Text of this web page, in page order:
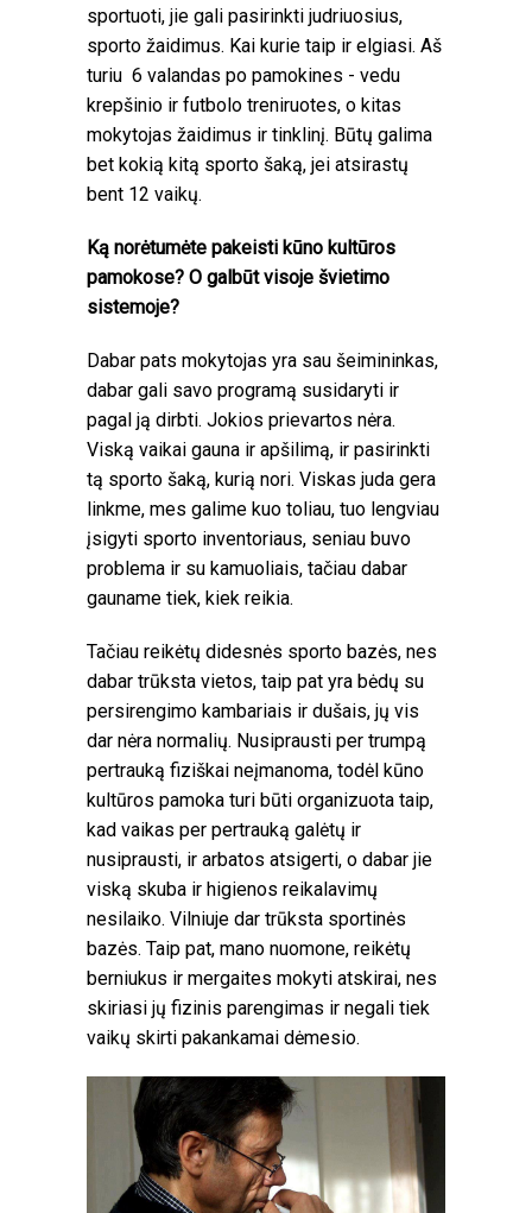
sportuoti, jie gali pasirinkti judriuosius,
sporto žaidimus. Kai kurie taip ir elgiasi. Aš
turiu 6 valandas po pamokines - vedu
krepšinio ir futbolo treniruotes, o kitas
mokytojas žaidimus ir tinklinį. Būtų galima
bet kokią kitą sporto šaką, jei atsirastų
bent 12 vaikų.
Ką norėtumėte pakeisti kūno kultūros
pamokose? O galbūt visoje švietimo
sistemoje?
Dabar pats mokytojas yra sau šeimininkas,
dabar gali savo programą susidaryti ir
pagal ją dirbti. Jokios prievartos nėra.
Viską vaikai gauna ir apšilimą, ir pasirinkti
tą sporto šaką, kurią nori. Viskas juda gera
linkme, mes galime kuo toliau, tuo lengviau
įsigyti sporto inventoriaus, seniau buvo
problema ir su kamuoliais, tačiau dabar
gauname tiek, kiek reikia.
Tačiau reikėtų didesnės sporto bazės, nes
dabar trūksta vietos, taip pat yra bėdų su
persirengimo kambariais ir dušais, jų vis
dar nėra normalių. Nusiprausti per trumpą
pertrauką fiziškai neįmanoma, todėl kūno
kultūros pamoka turi būti organizuota taip,
kad vaikas per pertrauką galėtų ir
nusiprausti, ir arbatos atsigerti, o dabar jie
viską skuba ir higienos reikalavimų
nesilaiko. Vilniuje dar trūksta sportinės
bazės. Taip pat, mano nuomone, reikėtų
berniukus ir mergaites mokyti atskirai, nes
skiriasi jų fizinis parengimas ir negali tiek
vaikų skirti pakankamai dėmesio.